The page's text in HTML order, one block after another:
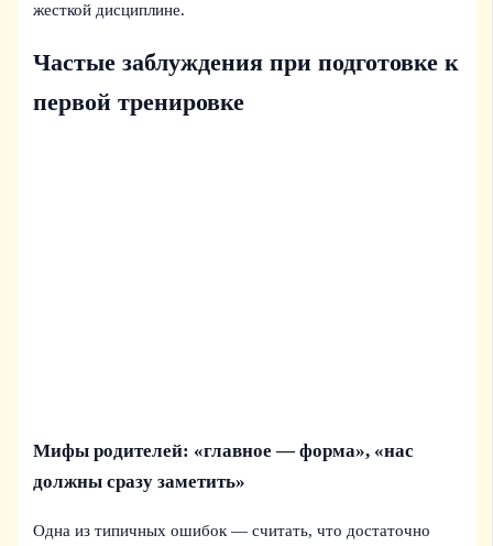
жесткой дисциплине.
Частые заблуждения при подготовке к
первой тренировке
Мифы родителей: «главное — форма», «нас
должны сразу заметить»
Одна из типичных ошибок — считать, что достаточно